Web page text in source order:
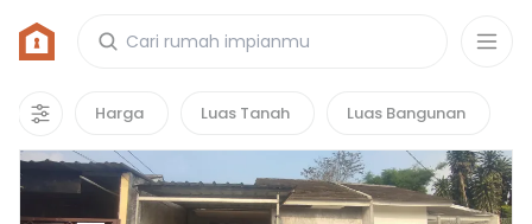
Harga Luas Tanah Luas Bangunan
Rumah di Perumahan Bumi Lestari
13properti